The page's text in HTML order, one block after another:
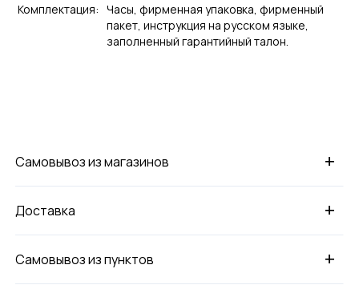
Комплектация: Часы, фирменная упаковка, фирменный
пакет, инструкция на русском языке,
заполненный гарантийный талон.
+
Самовывоз из магазинов
+
Доставка
+
Самовывоз из пунктов